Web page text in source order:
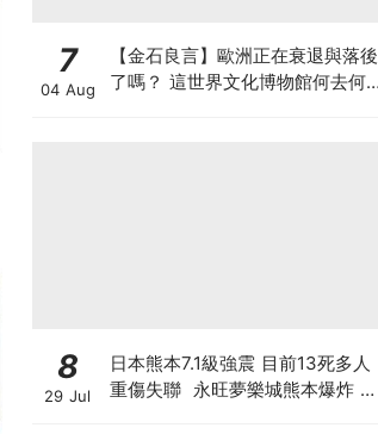
7
04 Aug
【金石良言】歐洲正在衰退與落後
了嗎？ 這世界文化博物館何去何
8
29 Jul
日本熊本7.1級強震 目前13死多人
重傷失聯 永旺夢樂城熊本爆炸 日